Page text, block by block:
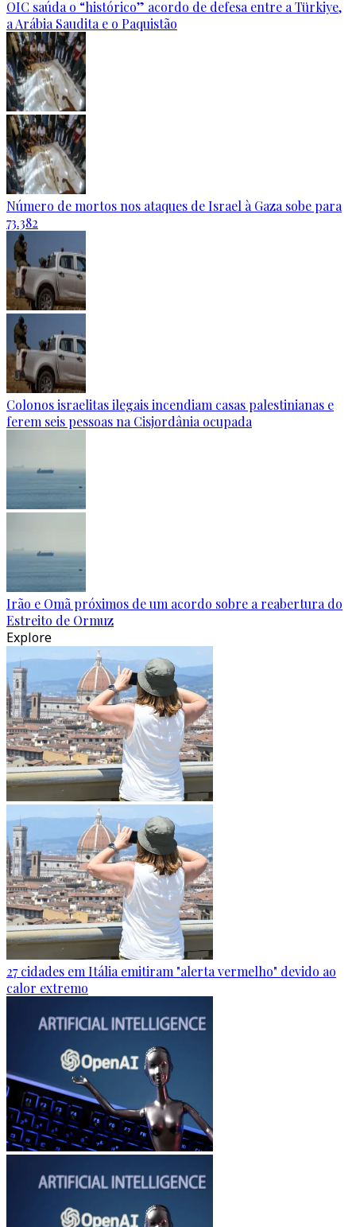
OIC saúda o “histórico” acordo de defesa entre a Türkiye,
a Arábia Saudita e o Paquistão
Número de mortos nos ataques de Israel à Gaza sobe para
73.382
Colonos israelitas ilegais incendiam casas palestinianas e
ferem seis pessoas na Cisjordânia ocupada
Irão e Omã próximos de um acordo sobre a reabertura do
Estreito de Ormuz
Explore
27 cidades em Itália emitiram "alerta vermelho" devido ao
calor extremo